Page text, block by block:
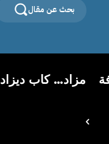
بحث عن مقال
مزاد… كاب ديزاد